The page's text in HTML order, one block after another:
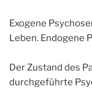
Exogene
Leben. Endogene
Der Zustand des
durchgeführte